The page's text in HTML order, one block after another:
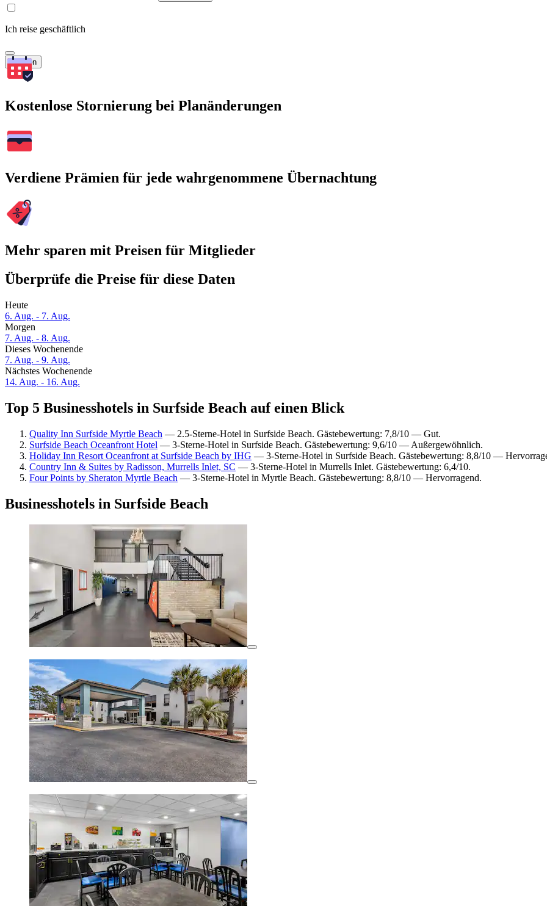
Ich reise geschäftlich
Suchen
Kostenlose Stornierung bei Planänderungen
Verdiene Prämien für jede wahrgenommene Übernachtung
Mehr sparen mit Preisen für Mitglieder
Überprüfe die Preise für diese Daten
Heute
6. Aug. - 7. Aug.
Morgen
7. Aug. - 8. Aug.
Dieses Wochenende
7. Aug. - 9. Aug.
Nächstes Wochenende
14. Aug. - 16. Aug.
Top 5 Businesshotels in Surfside Beach auf einen Blick
Quality Inn Surfside Myrtle Beach — 2.5-Sterne-Hotel in Surfside Beach. Gästebewertung: 7,8/10 — Gut.
Surfside Beach Oceanfront Hotel — 3-Sterne-Hotel in Surfside Beach. Gästebewertung: 9,6/10 — Außergewöhnlich.
Holiday Inn Resort Oceanfront at Surfside Beach by IHG — 3-Sterne-Hotel in Surfside Beach. Gästebewertung: 8,8/10 —
Country Inn & Suites by Radisson, Murrells Inlet, SC — 3-Sterne-Hotel in Murrells Inlet. Gästebewertung: 6,4/10.
Four Points by Sheraton Myrtle Beach — 3-Sterne-Hotel in Myrtle Beach. Gästebewertung: 8,8/10 — Hervorragend.
Businesshotels in Surfside Beach